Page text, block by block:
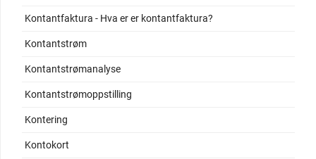
Kontantfaktura - Hva er er kontantfaktura?
Kontantstrøm
Kontantstrømanalyse
Kontantstrømoppstilling
Kontering
Kontokort